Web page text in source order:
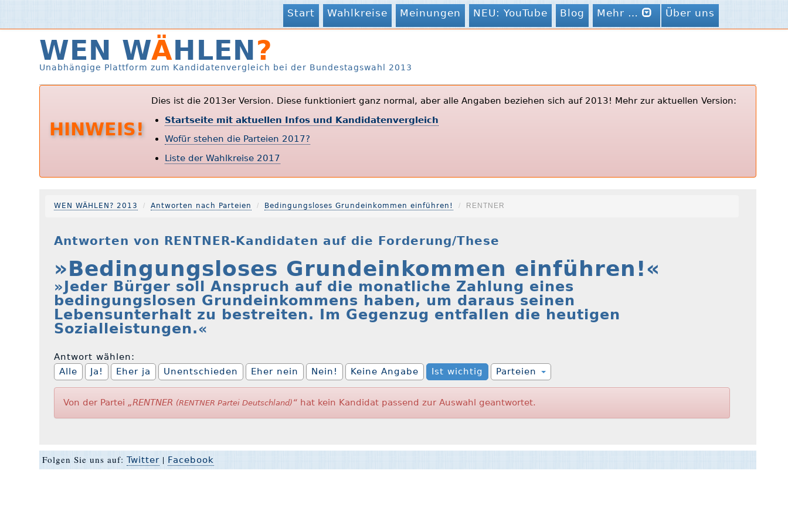
Start Wahlkreise Meinungen NEU: YouTube Blog Mehr … Über uns
WEN WÄHLEN?
Unabhängige Plattform zum Kandidatenvergleich bei der Bundestagswahl 2013
HINWEIS!
Dies ist die 2013er Version. Diese funktioniert ganz normal, aber alle Angaben beziehen sich auf 2013! Mehr zur aktuellen Version:
Startseite mit aktuellen Infos und Kandidatenvergleich
Wofür stehen die Parteien 2017?
Liste der Wahlkreise 2017
WEN WÄHLEN? 2013 Antworten nach Parteien Bedingungsloses Grundeinkommen einführen! RENTNER
Antworten von RENTNER-Kandidaten auf die Forderung/These
»Bedingungsloses Grundeinkommen einführen!«
»Jeder Bürger soll Anspruch auf die monatliche Zahlung eines
bedingungslosen Grundeinkommens haben, um daraus seinen
Lebensunterhalt zu bestreiten. Im Gegenzug entfallen die heutigen
Sozialleistungen.«
Antwort wählen:
Alle
Ja! Eher ja Unentschieden Eher nein Nein! Keine Angabe Ist wichtig Parteien
Von der Partei „RENTNER (RENTNER Partei Deutschland) “ hat kein Kandidat passend zur Auswahl geantwortet.
Folgen Sie uns auf:Twitter | Facebook